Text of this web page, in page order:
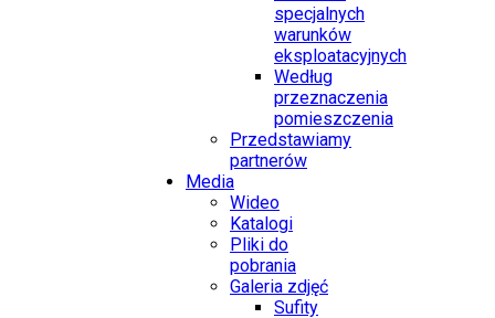
specjalnych
warunków
eksploatacyjnych
Według
przeznaczenia
pomieszczenia
Przedstawiamy
partnerów
Media
Wideo
Katalogi
Pliki do
pobrania
Galeria zdjęć
Sufity